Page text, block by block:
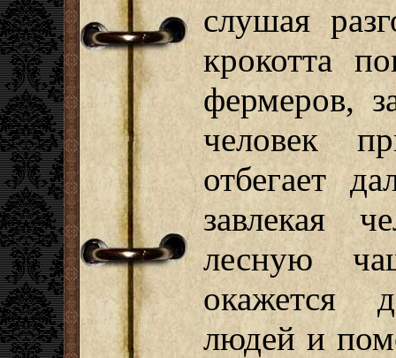
слушая
крокотта
фермеров,
человек
отбегает
завлекая
лесную
окажется
людей и